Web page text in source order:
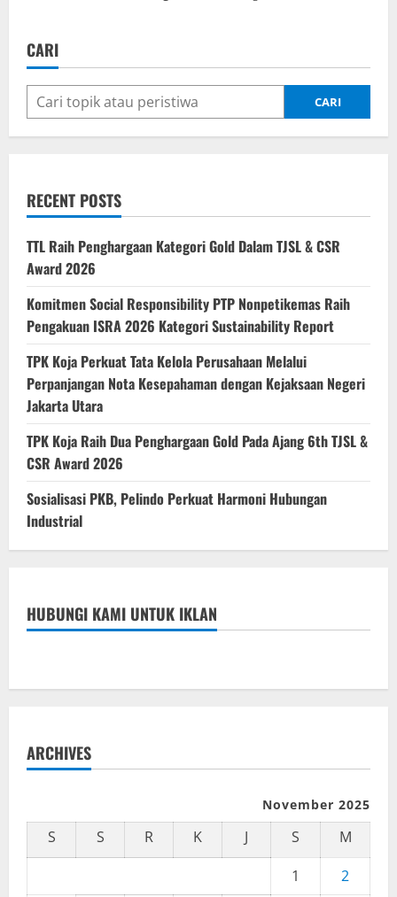
CARI
CARI
RECENT POSTS
TTL Raih Penghargaan Kategori Gold Dalam TJSL & CSR
Award 2026
Komitmen Social Responsibility PTP Nonpetikemas Raih
Pengakuan ISRA 2026 Kategori Sustainability Report
TPK Koja Perkuat Tata Kelola Perusahaan Melalui
Perpanjangan Nota Kesepahaman dengan Kejaksaan Negeri
Jakarta Utara
TPK Koja Raih Dua Penghargaan Gold Pada Ajang 6th TJSL &
CSR Award 2026
Sosialisasi PKB, Pelindo Perkuat Harmoni Hubungan
Industrial
HUBUNGI KAMI UNTUK IKLAN
ARCHIVES
November 2025
S S R K J S
M
1
2